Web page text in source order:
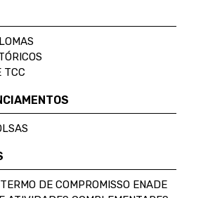
TCC
DE COMPROMISSO ENADE